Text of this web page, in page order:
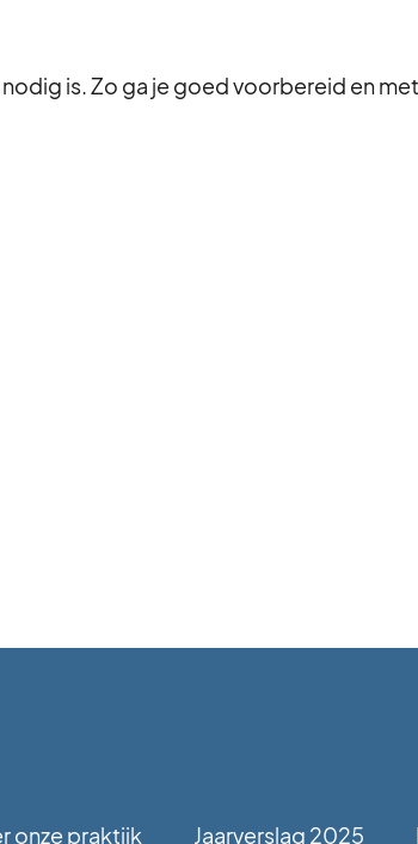
is. Zo ga je goed voorbereid en
onze praktijk Jaarverslag 2025